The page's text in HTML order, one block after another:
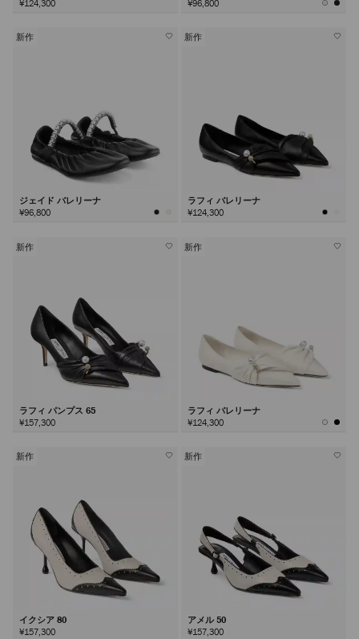
¥124,300
¥96,800
新作
ジェイド バレリーナ
¥96,800
新作
ラフィ バレリーナ
¥124,300
新作
ラフィ パンプス 65
¥157,300
新作
ラフィ バレリーナ
¥124,300
新作
イクシア 80
¥157,300
新作
アメル 50
¥157,300